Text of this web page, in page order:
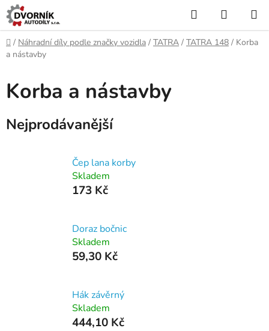
Přejít
na
obsah
Hledat
KOŠÍK
Domů
/ Náhradní díly podle značky vozidla / TATRA / TATRA 148 / Korba
a nástavby
Korba a nástavby
Nejprodávanější
Čep lana korby
Skladem
173 Kč
Doraz bočnic
Skladem
59,30 Kč
Hák závěrný
Skladem
444,10 Kč